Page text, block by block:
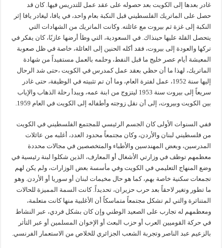
غادر بعدها إلى الكويت بعد حصوله على عقد عمل للتدريس فيها. كان قد
حصل على الماتريك الفلسطيني قبل النكبة بعام واحد، في يافا، ليغادر يافا إثر
النكبة إلى غزة ثم بيروت مع عائلته. وكانت الماتريك من الشهادات التي
يتحصل القلة عليها حينذاك. في السعودية، التي وطأ أرضها عازبًا، كان يفكر في
تركها والعودة إلى بيروت، فقد أكله الحنين إلى العائلة، خاصة في ظل صعوبة
المعيشة أيام عصر خليج ما قبل النفط، وحلمه بالعمل مستفيداً من شهادة
الماتريك، لهذا ما أن حظي بعقد عمل كمدرس في الكويت ،حتى شد الرحال
إليها سنة 1952، عمل لفترة العام، وما أن تم تثبيته في الوظيفة، حتى غادر
سريعاً إلى بيروت سنة 1953 ليتزوج من ابنة عمه، ويبدأ رحلة الذهاب والإياب
بين الكويت وبيروت، إلى أن نقل زوجته وأطفاله إلى الكويت في العام 1959.
ففي السنوات الأولى كان الجسم الرئيسي للمجتمع الفلسطيني في الكويت
من فلسطيني لبنان والأردن، وكان مجتمعاً محدود العدد، أغلبه من عائلات
المدرسين، وبعض المهندسين والأطباء والمتخصصين في مجالات محددة
معظمهم توظف في وزارتي الأشغال أو المعارف، الذين شكلوا لبنة رئيسية في
وضع المنهاج التعليمي في الكويت وفي مأسسة بعض الوزارات، ولم يكن لهم
تجمعات سكنية خاصة بهم، كما هو حال مخيمات لبنان أو سوريا أو الأردن. وهو
ما تطور وتغير لاحقاً بعد حرب حزيران، تحديداً. كانت السمة المميزة للحالات
المتناثرة والتي لم تشكل مجتمعاً متماسكاً أن الأغلبية منها كانت متعلمة،
ومعظمهم له تجارب على الصعيد الوطني وإن كان بشكل فردي، عبر النشاط
في حركة القوميين العرب أو حزب البعث أو الإخوان المسلمين أو عبر التأثر
بالزعيم عبد الناصر وتجربة الشعب الجزائري للخلاص من الاستعمار الفرنسي.